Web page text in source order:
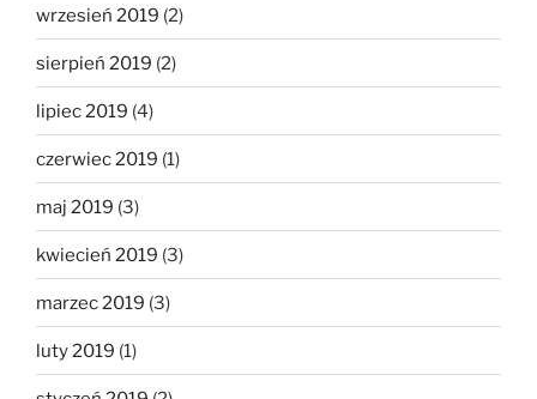
wrzesień 2019 (2)
sierpień 2019 (2)
lipiec 2019 (4)
czerwiec 2019 (1)
maj 2019 (3)
kwiecień 2019 (3)
marzec 2019 (3)
luty 2019 (1)